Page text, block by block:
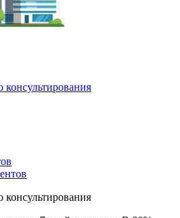
консультирования
консультирования